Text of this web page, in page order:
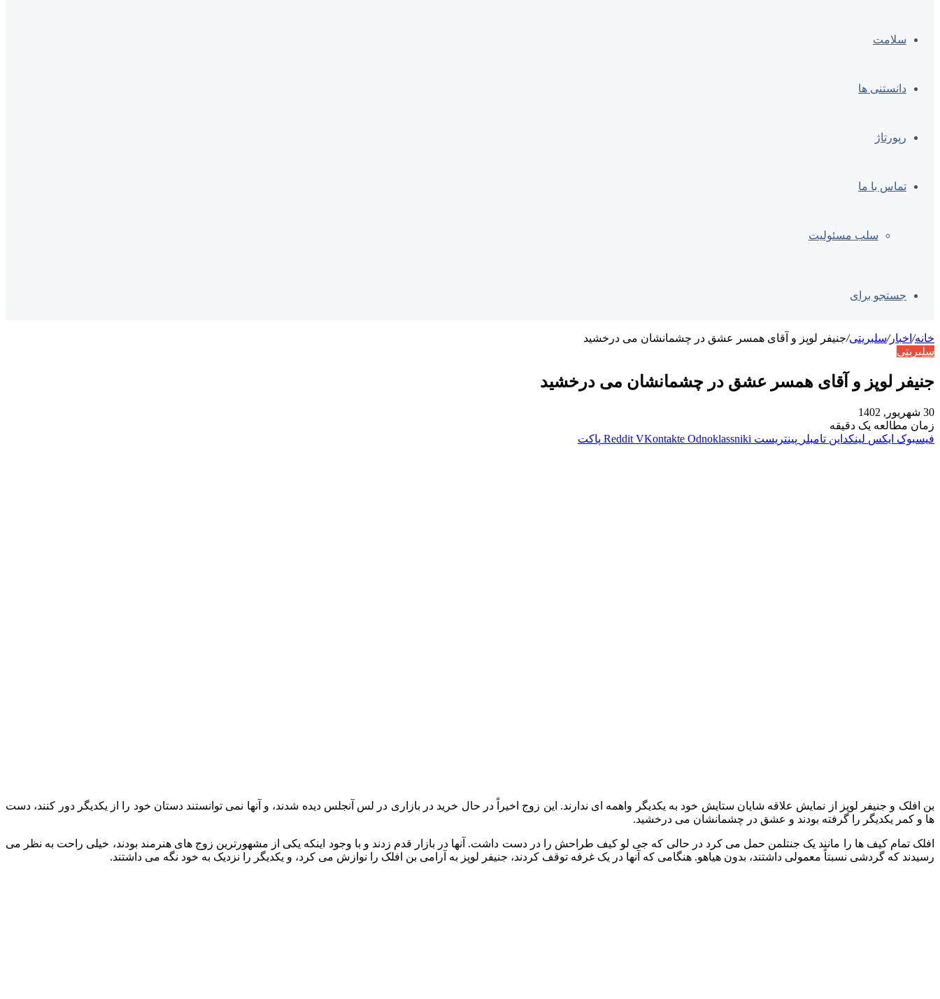
سلامت
دانستنی ها
رپورتاژ
تماس با ما
سلب مسئولیت
جستجو برای
خانه/ اخبار/سلبریتی/جنیفر لوپز و آقای همسر عشق در چشمانشان می درخشید
سلبریتی
جنیفر لوپز و آقای همسر عشق در چشمانشان می درخشید
30 شهریور, 1402
زمان مطالعه یک دقیقه
فیسبوک ایکس لینکداین تامبلر پینتریست Reddit VKontakte Odnoklassniki پاکت
بن افلک و جنیفر لوپز از نمایش علاقه شایان ستایش خود به یکدیگر واهمه ای ندارند. این زوج اخیراً در حال خرید در بازاری در لس آنجلس دیده شدند، و آنها نمی توانستند دستان خود را از یکدیگر دور کنند، دست
ها و کمر یکدیگر را گرفته بودند و عشق در چشمانشان می درخشید.
افلک تمام کیف ها را مانند یک جنتلمن حمل می کرد در حالی که جی لو کیف طراحش را در دست داشت. آنها در بازار قدم زدند و با وجود اینکه یکی از مشهورترین زوج های هنرمند بودند، خیلی راحت به نظر می
رسیدند که گردشی نسبتاً معمولی داشتند، بدون هیاهو. هنگامی که آنها در یک غرفه توقف کردند، جنیفر لوپز به آرامی بن افلک را نوازش می کرد، و یکدیگر را نزدیک به خود نگه می داشتند.